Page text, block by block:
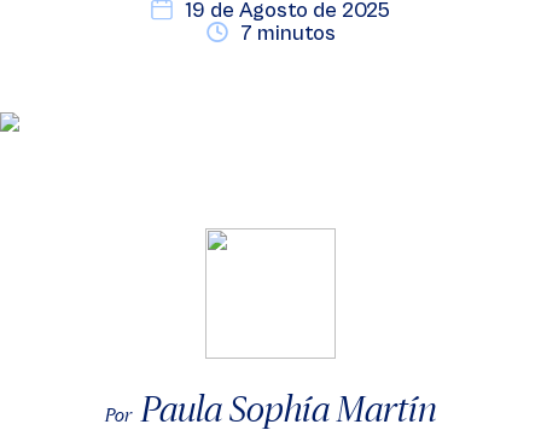
19 de Agosto de 2025
7 minutos
Por Paula Sophía Martín